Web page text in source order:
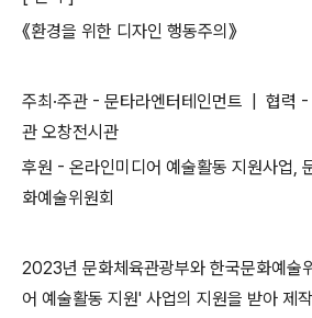
《환경을 위한 디자인 행동주의》
주최·주관 - 문타라엔터테인먼트 | 협력 -
관 오창전시관
후원 - 온라인미디어 예술활동 지원사업,
화예술위원회
2023년 문화체육관광부와 한국문화예술
어 예술활동 지원' 사업의 지원을 받아 제